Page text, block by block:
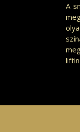
A